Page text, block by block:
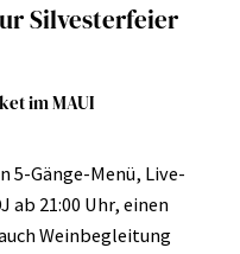
Silvesterfeier
im MAUI
5-Gänge-Menü, Live-
ab 21:00 Uhr, einen
Weinbegleitung